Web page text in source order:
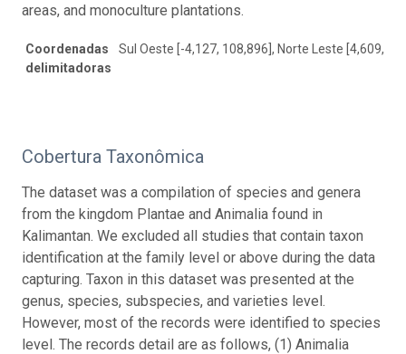
areas, and monoculture plantations.
Coordenadas
delimitadoras
Sul Oeste [-4,127, 108,896], Norte Leste [4,609,
Cobertura Taxonômica
The dataset was a compilation of species and genera
from the kingdom Plantae and Animalia found in
Kalimantan. We excluded all studies that contain taxon
identification at the family level or above during the data
capturing. Taxon in this dataset was presented at the
genus, species, subspecies, and varieties level.
However, most of the records were identified to species
level. The records detail are as follows, (1) Animalia